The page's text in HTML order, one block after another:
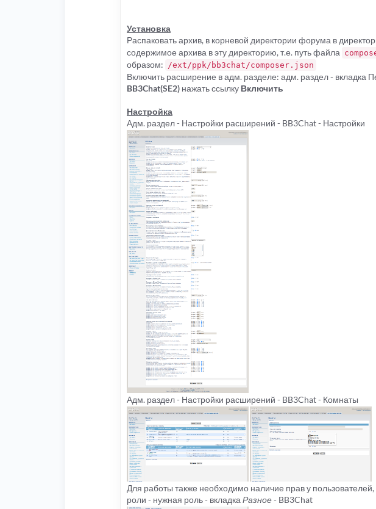
Установка
Распаковать архив, в корневой директории форума в
содержимое архива в эту директорию, т.е. путь файла
образом: /ext/ppk/bb3chat/composer.json
Включить расширение в адм. разделе: адм. раздел -
BB3Chat(SE2) нажать ссылку Включить
Настройка
Адм. раздел - Настройки расширений - BB3Chat - Настройки
Адм. раздел - Настройки расширений - BB3Chat - Комнаты
Для работы также необходимо наличие прав у
роли - нужная роль - вкладка Разное- BB3Chat